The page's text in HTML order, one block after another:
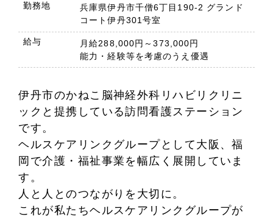
勤務地
兵庫県伊丹市千僧6丁目190-2 グランド
コート伊丹301号室
給与
月給288,000円～373,000円
能力・経験等を考慮のうえ優遇
伊丹市のかねこ脳神経外科リハビリクリニ
ックと提携している訪問看護ステーション
です。
ヘルスケアリンクグループとして大阪、福
岡で介護・福祉事業を幅広く展開していま
す。
人と人とのつながりを大切に。
これが私たちヘルスケアリンクグループが